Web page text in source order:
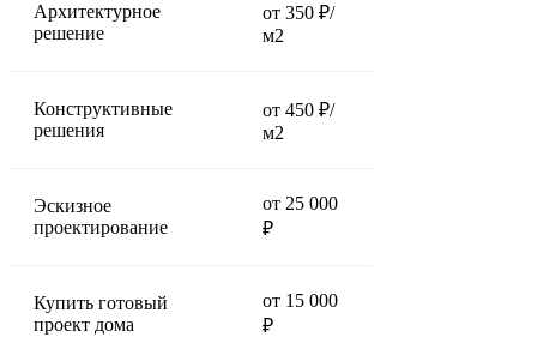
Архитектурное
решение
от 350 ₽/
м2
Конструктивные
решения
от 450 ₽/
м2
Эскизное
проектирование
от 25 000
₽
Купить готовый
проект дома
от 15 000
₽